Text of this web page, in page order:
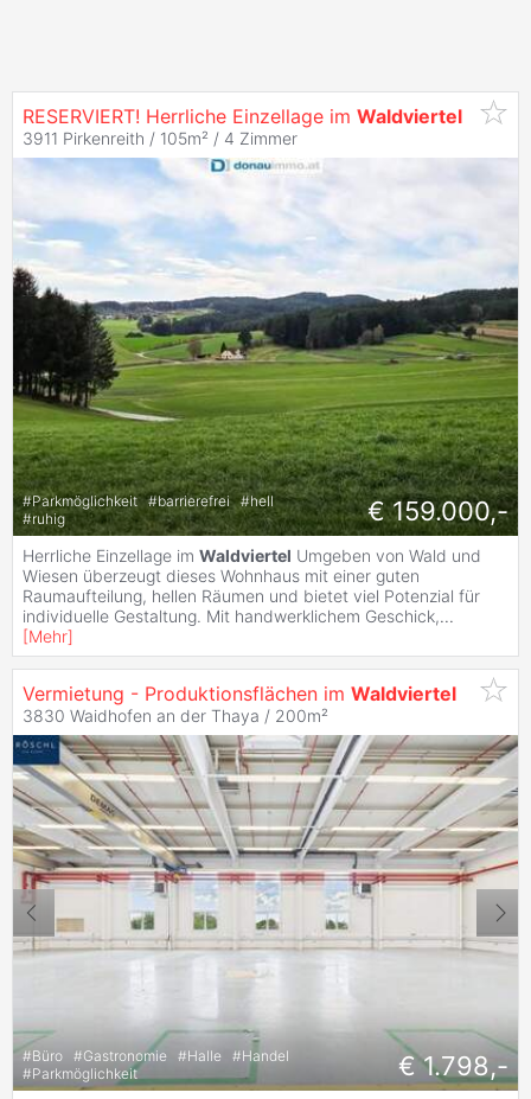
RESERVIERT! Herrliche Einzellage im Waldviertel
3911 Pirkenreith / 105m² / 4 Zimmer
#Parkmöglichkeit #barrierefrei #hell
#ruhig € 159.000,-
Herrliche Einzellage im Waldviertel Umgeben von Wald und
Wiesen überzeugt dieses Wohnhaus mit einer guten
Raumaufteilung, hellen Räumen und bietet viel Potenzial für
individuelle Gestaltung. Mit handwerklichem Geschick,...
[Mehr]
Vermietung - Produktionsflächen im Waldviertel
3830 Waidhofen an der Thaya / 200m²
#Büro #Gastronomie #Halle #Handel
#Parkmöglichkeit € 1.798,-